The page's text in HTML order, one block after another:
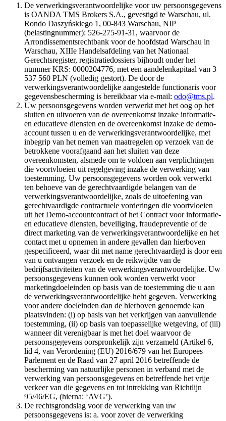
De verwerkingsverantwoordelijke voor uw persoonsgegevens
is OANDA TMS Brokers S.A., gevestigd te Warschau, ul.
Rondo Daszyńskiego 1, 00-843 Warschau, NIP
(belastingnummer): 526-275-91-31, waarvoor de
Arrondissementsrechtbank voor de hoofdstad Warschau in
Warschau, XIIIe Handelsafdeling van het Nationaal
Gerechtsregister, registratiedossiers bijhoudt onder het
nummer KRS: 0000204776, met een aandelenkapitaal van 3
537 560 PLN (volledig gestort). De door de
verwerkingsverantwoordelijke aangestelde functionaris voor
gegevensbescherming is bereikbaar via e-mail: odo@tms.pl.
Uw persoonsgegevens worden verwerkt met het oog op het
sluiten en uitvoeren van de overeenkomst inzake informatie-
en educatieve diensten en de overeenkomst inzake de demo-
account tussen u en de verwerkingsverantwoordelijke, met
inbegrip van het nemen van maatregelen op verzoek van de
betrokkene voorafgaand aan het sluiten van deze
overeenkomsten, alsmede om te voldoen aan verplichtingen
die voortvloeien uit regelgeving inzake de verwerking van
toestemming. Uw persoonsgegevens worden ook verwerkt
ten behoeve van de gerechtvaardigde belangen van de
verwerkingsverantwoordelijke, zoals de uitoefening van
gerechtvaardigde contractuele vorderingen die voortvloeien
uit het Demo-accountcontract of het Contract voor informatie-
en educatieve diensten, beveiliging, fraudepreventie of de
direct marketing van de verwerkingsverantwoordelijke en het
contact met u opnemen in andere gevallen dan hierboven
gespecificeerd, waar dit met name gerechtvaardigd is door een
van u ontvangen verzoek en de reikwijdte van de
bedrijfsactiviteiten van de verwerkingsverantwoordelijke. Uw
persoonsgegevens kunnen ook worden verwerkt voor
marketingdoeleinden op basis van de toestemming die u aan
de verwerkingsverantwoordelijke hebt gegeven. Verwerking
voor andere doeleinden dan de hierboven genoemde kan
plaatsvinden: (i) op basis van het verkrijgen van aanvullende
toestemming, (ii) op basis van toepasselijke wetgeving, of (iii)
wanneer dit verenigbaar is met het doel waarvoor de
persoonsgegevens oorspronkelijk zijn verzameld (Artikel 6,
lid 4, van Verordening (EU) 2016/679 van het Europees
Parlement en de Raad van 27 april 2016 betreffende de
bescherming van natuurlijke personen in verband met de
verwerking van persoonsgegevens en betreffende het vrije
verkeer van die gegevens en tot intrekking van Richtlijn
95/46/EG, (hierna: ‘AVG’).
De rechtsgrondslag voor de verwerking van uw
persoonsgegevens is: a. voor zover de verwerking